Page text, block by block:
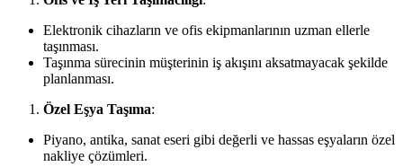
Elektronik cihazların ve ofis ekipmanlarının uzman ellerle
taşınması.
Taşınma sürecinin müşterinin iş akışını aksatmayacak şekilde
planlanması.
Özel Eşya Taşıma:
Piyano, antika, sanat eseri gibi değerli ve hassas eşyaların özel
nakliye çözümleri.